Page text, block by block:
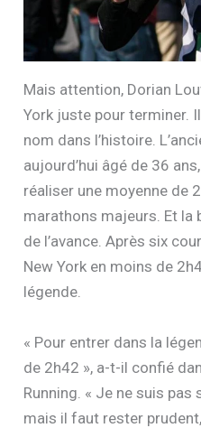
Mais attention, Dorian
York juste pour terminer.
nom dans l’histoire.
aujourd’hui âgé de 36
réaliser une moyenne de
marathons majeurs. Et la
de l’avance. Après six
New York en moins de
légende.
« Pour entrer dans la
de 2h42 », a-t-il confié
Running. « Je ne suis
mais il faut rester